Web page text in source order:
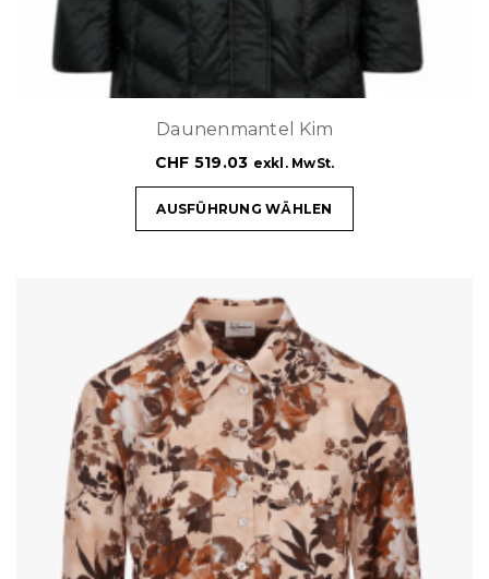
Daunenmantel Kim
CHF 519.03 exkl. MwSt.
AUSFÜHRUNG WÄHLEN